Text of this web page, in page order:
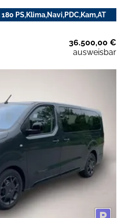
PS,Klima,Navi,PDC,Kam,AT
36.500,00 €
ausweisbar